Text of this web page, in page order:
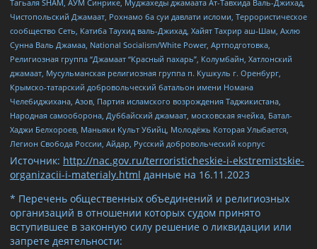
Тагьаля SHAM, АУМ Синрике, Муджахеды джамаата Ат-Тавхида Валь-Джихад,
Чистопольский Джамаат, Рохнамо ба суи давлати исломи, Террористическое
сообщество Сеть, Катиба Таухид валь-Джихад, Хайят Тахрир аш-Шам, Ахлю
Сунна Валь Джамаа, National Socialism/White Power, Артподготовка,
Религиозная группа “Джамаат “Красный пахарь”, Колумбайн, Хатлонский
джамаат, Мусульманская религиозная группа п. Кушкуль г. Оренбург,
Крымско-татарский добровольческий батальон имени Номана
Челебиджихана, Азов, Партия исламского возрождения Таджикистана,
Народная самооборона, Дуббайский джамаат, московская ячейка, Батал-
Хаджи Белхороев, Маньяки Культ Убийц, Молодёжь Которая Улыбается,
Легион Свобода России, Айдар, Русский добровольческий корпус
Источник: http://nac.gov.ru/terroristicheskie-i-ekstremistskie-
organizacii-i-materialy.html данные на 16.11.2023
* Перечень общественных объединений и религиозных
организаций в отношении которых судом принято
вступившее в законную силу решение о ликвидации или
запрете деятельности: